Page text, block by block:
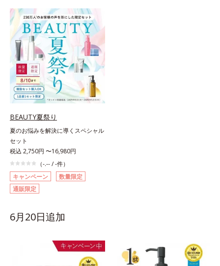
BEAUTY夏祭り
夏のお悩みを解決に導くスペシャル
セット
税込 2,750円 〜16,980円
（-.-- / -件）
キャンペーン
数量限定
通販限定
6月20日追加